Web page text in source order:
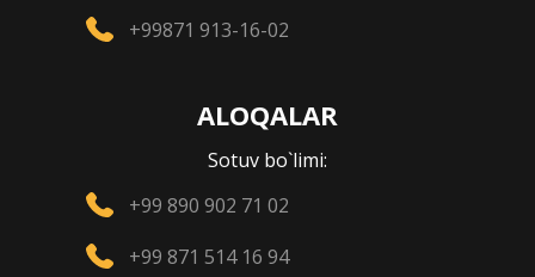
+99871 913-16-02
ALOQALAR
Sotuv bo`limi:
+99 890 902 71 02
+99 871 514 16 94